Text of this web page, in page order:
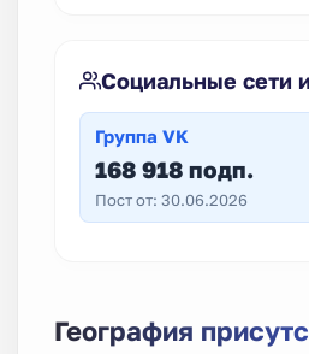
Социальные сети
Группа VK
168 918 подп.
Пост от: 30.06.2026
География